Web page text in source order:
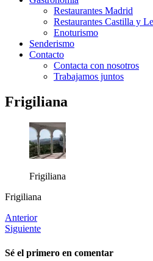
Restaurantes Madrid
Restaurantes Castilla y
Enoturismo
Senderismo
Contacto
Contacta con nosotros
Trabajamos juntos
Frigiliana
Frigiliana
Frigiliana
Anterior
Siguiente
Sé el primero en comentar